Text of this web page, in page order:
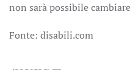
non sarà possibile
Fonte: disabili.com